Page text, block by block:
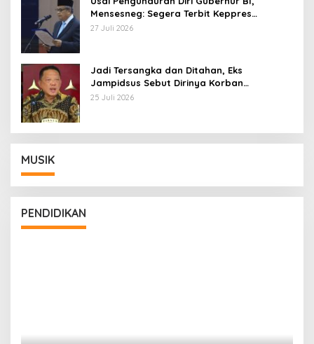
Mensesneg: Segera Terbit Keppres
Pemberhentian dengan Hormat
27 Juli 2026
Jadi Tersangka dan Ditahan, Eks
Jampidsus Sebut Dirinya Korban
Kriminalisasi
25 Juli 2026
MUSIK
PENDIDIKAN